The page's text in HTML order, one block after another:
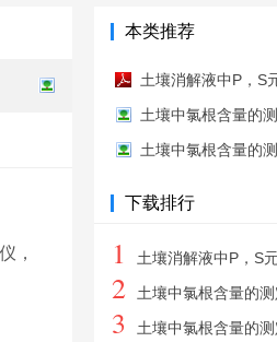
，
本类推荐
土壤消解液中P，S
电感耦合等离子体
土壤中氯根含量的
T960全自动滴定仪
土壤中氯根含量的
下载排行
1
土壤消解液中P，S
定 电感耦合等离子体发
2
土壤中氯根含量的
法 T960全自动滴定仪
3
土壤中氯根含量的